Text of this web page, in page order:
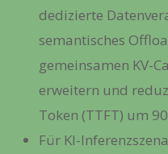
dedizierte
semantisches
gemeinsamen KV-
erweitern und
Token (TTFT) um
Für KI-